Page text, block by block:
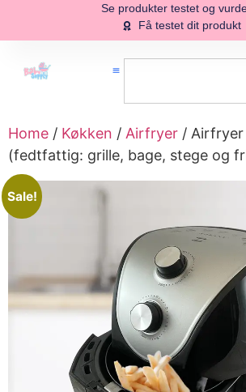
Se produkter testet og
Få testet dit produkt
Home / Køkken / Airfryer / Airfryer
(fedtfattig: grille, bage, stege og
Sale!